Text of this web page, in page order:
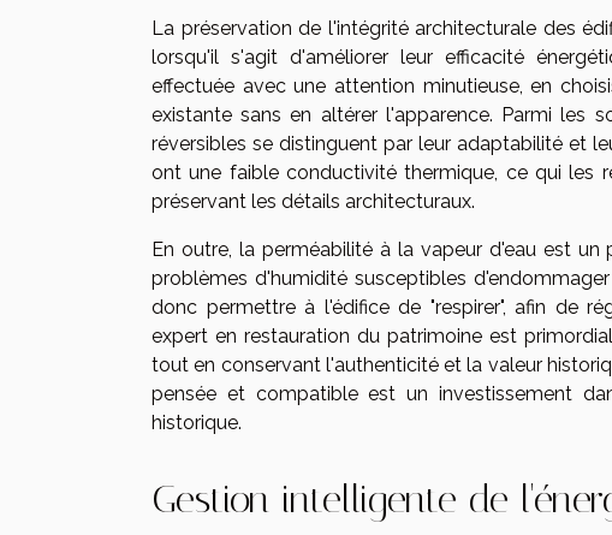
La préservation de l'intégrité architecturale des
lorsqu'il s'agit d'améliorer leur efficacité
effectuée avec une attention minutieuse, en
existante sans en altérer l'apparence. Parmi les
réversibles se distinguent par leur adaptabilité et
ont une faible conductivité thermique, ce qui les
préservant les détails architecturaux.
En outre, la perméabilité à la vapeur d'eau est
problèmes d'humidité susceptibles
donc permettre à l'édifice de "respirer", afin de
expert en restauration du patrimoine est
tout en conservant l'authenticité et la valeur
pensée et compatible est un investissement
historique.
Gestion intelligente de